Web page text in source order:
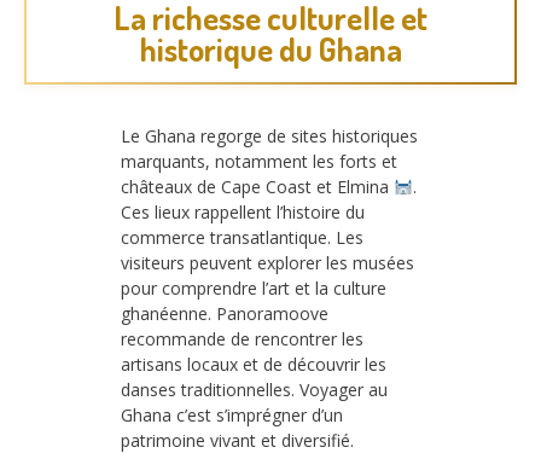
La richesse culturelle et
historique du Ghana
Le Ghana regorge de sites historiques
marquants, notamment les forts et
châteaux de Cape Coast et Elmina
.
Ces lieux rappellent l’histoire du
commerce transatlantique. Les
visiteurs peuvent explorer les musées
pour comprendre l’art et la culture
ghanéenne. Panoramoove
recommande de rencontrer les
artisans locaux et de découvrir les
danses traditionnelles. Voyager au
Ghana c’est s’imprégner d’un
patrimoine vivant et diversifié.